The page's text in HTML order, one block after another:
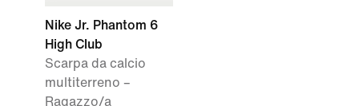
Nike Jr. Phantom 6
High Club
Scarpa da calcio
multiterreno –
Ragazzo/a